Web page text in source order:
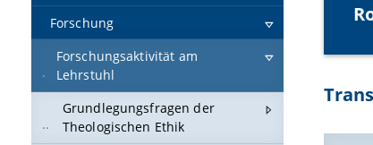
Forschung
Forschungsaktivität am
Lehrstuhl
Grundlegungsfragen der
Theologischen Ethik